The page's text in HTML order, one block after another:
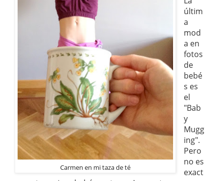
Carmen en mi taza de té
últim
a
mod
a en
fotos
de
bebé
s es
el
"Bab
y
Mugg
ing".
Pero
no es
exact